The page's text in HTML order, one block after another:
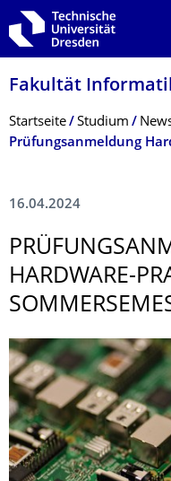
Zur Hauptnavigation
Zur Suche springen
Zum Inhalt springen
Fakultät
Breadcrumb-Menü
Startseite Studium
16.04.2024
HARDWARE-